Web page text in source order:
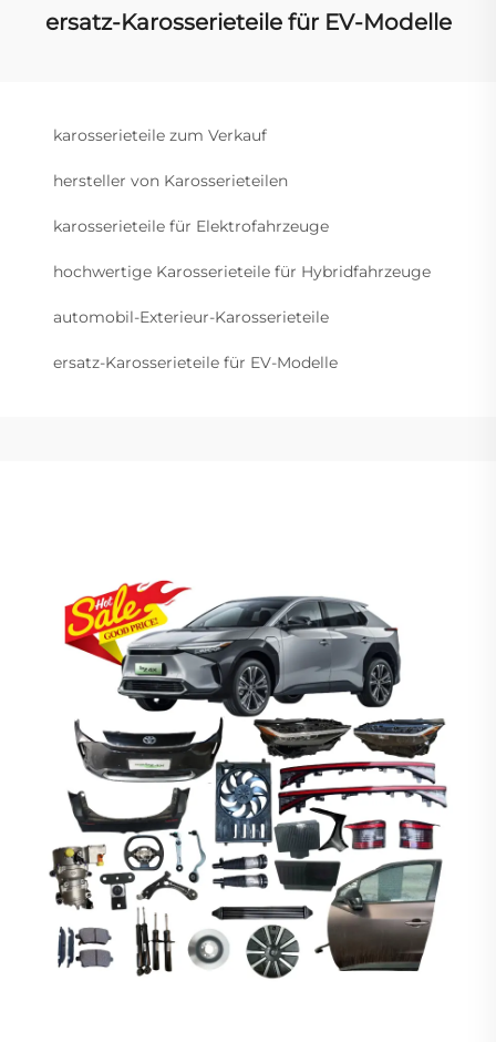
ersatz-Karosserieteile für EV-Modelle
karosserieteile zum Verkauf
hersteller von Karosserieteilen
karosserieteile für Elektrofahrzeuge
hochwertige Karosserieteile für Hybridfahrzeuge
automobil-Exterieur-Karosserieteile
ersatz-Karosserieteile für EV-Modelle